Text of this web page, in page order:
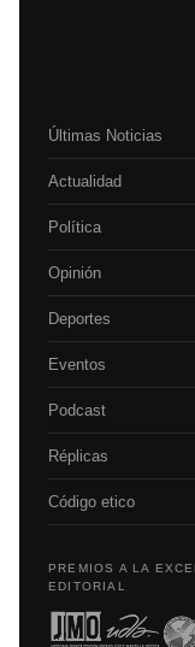
Últimas Noticias
Actualidad
Política
Opinión
Deportes
Eventos
Podcast
Réplicas
Código etico
PREMIOS A LA
EDITORIAL